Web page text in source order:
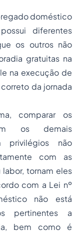
doméstico
diferentes
os outros não
gratuitas na
na execução de
da jornada
comparar os
os demais
privilégios não
com as
tornam eles
com a Lei nº
não está
pertinentes a
bem como é